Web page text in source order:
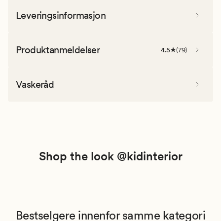
Leveringsinformasjon
Produktanmeldelser 4.5 (79)
Vaskeråd
Shop the look @kidinterior
Bestselgere innenfor samme kategori